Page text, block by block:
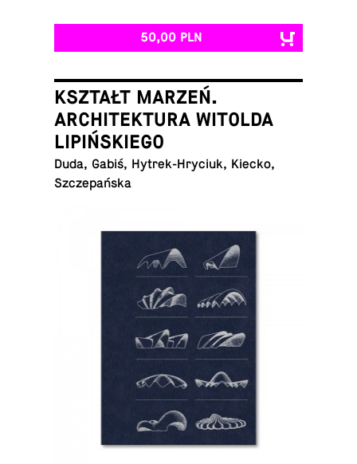
50,00 PLN
KSZTAŁT MARZEŃ.
ARCHITEKTURA WITOLDA
LIPIŃSKIEGO
Duda, Gabiś, Hy­trek-Hry­ciuk, Kiecko,
Szczepańska